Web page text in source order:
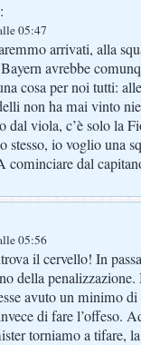
05:47
arrivati, alla
avrebbe
cosa per noi tutti:
non ha mai vinto
dal viola, c’è solo la
stesso, io voglio una
cominciare dal
05:56
il cervello! In
della
avuto un minimo
di fare l’offeso.
torniamo a tifare,